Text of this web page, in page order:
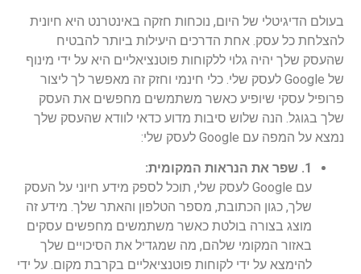
בעולם הדיגיטלי של היום, נוכחות חזקה באינטרנט היא חיונית
להצלחת כל עסק. אחת הדרכים היעילות ביותר להבטיח
שהעסק שלך יהיה גלוי ללקוחות פוטנציאליים היא על ידי מינוף
של Google לעסק שלי. כלי חינמי וחזק זה מאפשר לך ליצור
פרופיל עסקי שיופיע כאשר משתמשים מחפשים את העסק
שלך בגוגל. הנה שלוש סיבות מדוע כדאי לוודא שהעסק שלך
נמצא על המפה עם Google לעסק שלי:
1. שפר את הנראות המקומית:
עם Google לעסק שלי, תוכל לספק מידע חיוני על העסק
שלך, כגון הכתובת, מספר הטלפון והאתר שלך. מידע זה
מוצג בצורה בולטת כאשר משתמשים מחפשים עסקים
באזור המקומי שלהם, מה שמגדיל את הסיכויים שלך
להימצא על ידי לקוחות פוטנציאליים בקרבת מקום. על ידי